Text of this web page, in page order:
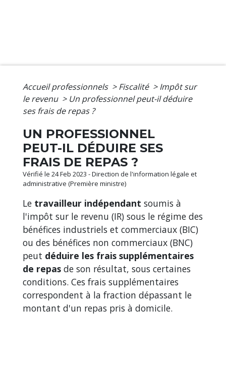
Accueil professionnels > Fiscalité > Impôt sur
le revenu > Un professionnel peut-il déduire
ses frais de repas ?
UN PROFESSIONNEL
PEUT-IL DÉDUIRE SES
FRAIS DE REPAS ?
Vérifié le 24 Feb 2023 - Direction de l'information légale et
administrative (Première ministre)
Le travailleur indépendant soumis à
l'impôt sur le revenu (IR) sous le régime des
bénéfices industriels et commerciaux (BIC)
ou des bénéfices non commerciaux (BNC)
peut déduire les frais supplémentaires
de repas de son résultat, sous certaines
conditions. Ces frais supplémentaires
correspondent à la fraction dépassant le
montant d'un repas pris à domicile.